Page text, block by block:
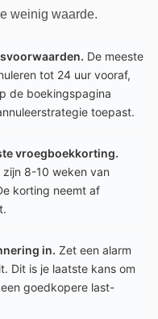
weinig waarde.
De meeste
tot 24 uur vooraf,
de boekingspagina
toepast.
vroegboekkorting.
8-10 weken van
korting neemt af
in. Zet een alarm
Dit is je laatste kans om
goedkopere last-